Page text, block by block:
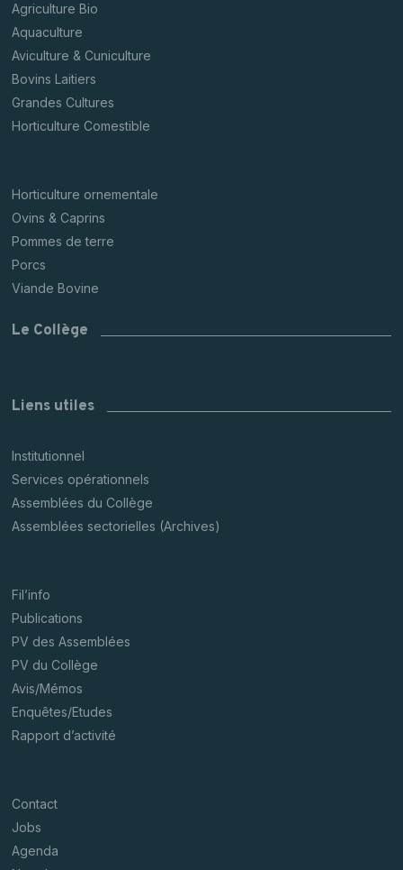
Agriculture Bio
Aquaculture
Aviculture & Cuniculture
Bovins Laitiers
Grandes Cultures
Horticulture Comestible
Horticulture ornementale
Ovins & Caprins
Pommes de terre
Porcs
Viande Bovine
Le Collège
Liens utiles
Institutionnel
Services opérationnels
Assemblées du Collège
Assemblées sectorielles (Archives)
Fil’info
Publications
PV des Assemblées
PV du Collège
Avis/Mémos
Enquêtes/Etudes
Rapport d’activité
Contact
Jobs
Agenda